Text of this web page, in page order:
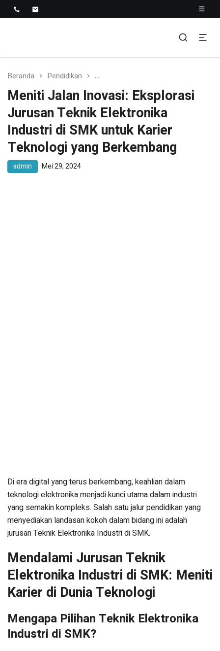
Beranda Pendidikan Meniti Jalan Inovasi: Eksplorasi
Meniti Jalan Inovasi: Eksplorasi
Jurusan Teknik Elektronika
Industri di SMK untuk Karier
Teknologi yang Berkembang
admin Mei 29, 2024
Di era digital yang terus berkembang, keahlian dalam
teknologi elektronika menjadi kunci utama dalam industri
yang semakin kompleks. Salah satu jalur pendidikan yang
menyediakan landasan kokoh dalam bidang ini adalah
jurusan Teknik Elektronika Industri di SMK.
Mendalami Jurusan Teknik
Elektronika Industri di SMK: Meniti
Karier di Dunia Teknologi
Mengapa Pilihan Teknik Elektronika
Industri di SMK?